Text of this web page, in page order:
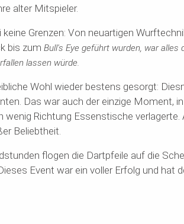
alter Mitspieler.
Grenzen: Von neuartigen
bis zum Bull's Eye geführt wurden, war alles
lassen würde.
Wohl wieder bestens gesorgt:
Das war auch der einzige Moment,
wenig Richtung Essenstische verlagerte.
Beliebtheit.
flogen die Dartpfeile auf die
Event war ein voller Erfolg und hat